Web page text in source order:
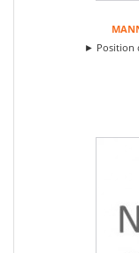
► Position